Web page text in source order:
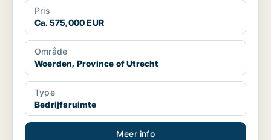
Pris
Ca. 575,000 EUR
Område
Woerden, Province of Utrecht
Type
Bedrijfsruimte
Meer info